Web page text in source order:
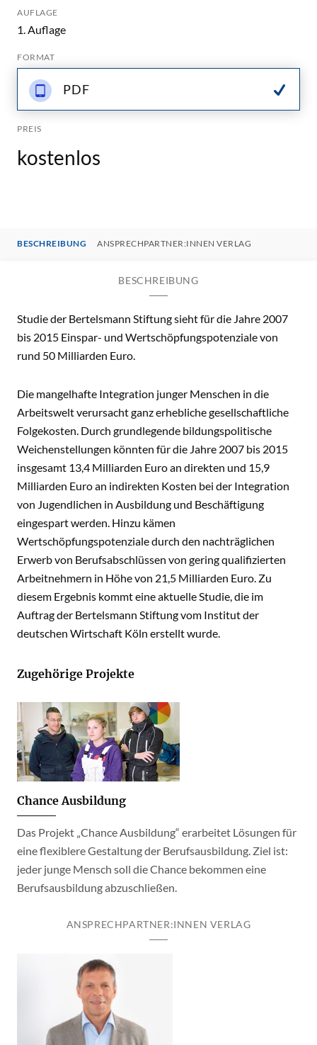
AUFLAGE
1. Auflage
FORMAT
PDF
PREIS
kostenlos
BESCHREIBUNG ANSPRECHPARTNER:INNEN VERLAG
BESCHREIBUNG
Studie der Bertelsmann Stiftung sieht für die Jahre 2007
bis 2015 Einspar- und Wertschöpfungspotenziale von
rund 50 Milliarden Euro.
Die mangelhafte Integration junger Menschen in die
Arbeitswelt verursacht ganz erhebliche gesellschaftliche
Folgekosten. Durch grundlegende bildungspolitische
Weichenstellungen könnten für die Jahre 2007 bis 2015
insgesamt 13,4 Milliarden Euro an direkten und 15,9
Milliarden Euro an indirekten Kosten bei der Integration
von Jugendlichen in Ausbildung und Beschäftigung
eingespart werden. Hinzu kämen
Wertschöpfungspotenziale durch den nachträglichen
Erwerb von Berufsabschlüssen von gering qualifizierten
Arbeitnehmern in Höhe von 21,5 Milliarden Euro. Zu
diesem Ergebnis kommt eine aktuelle Studie, die im
Auftrag der Bertelsmann Stiftung vom Institut der
deutschen Wirtschaft Köln erstellt wurde.
Zugehörige Projekte
Chance Ausbildung
Das Projekt „Chance Ausbildung“ erarbeitet Lösungen für
eine flexiblere Gestaltung der Berufsausbildung. Ziel ist:
jeder junge Mensch soll die Chance bekommen eine
Berufsausbildung abzuschließen.
ANSPRECHPARTNER:INNEN VERLAG